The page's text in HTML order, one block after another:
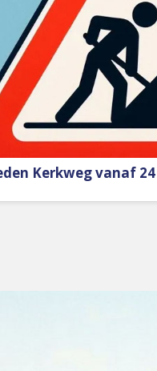
Kerkweg vanaf